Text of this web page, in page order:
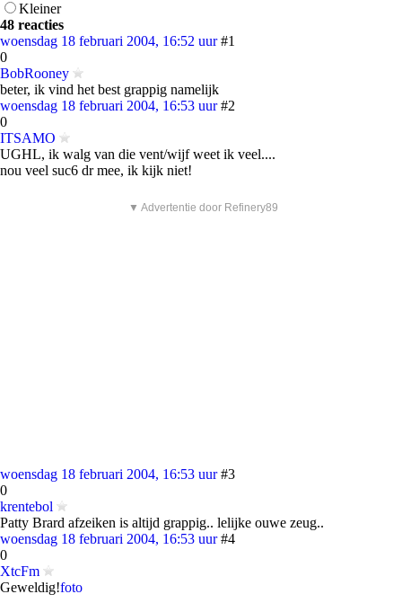
Kleiner
48 reacties
woensdag 18 februari 2004, 16:52 uur #1
0
BobRooney
beter, ik vind het best grappig namelijk
woensdag 18 februari 2004, 16:53 uur #2
0
ITSAMO
UGHL, ik walg van die vent/wijf weet ik veel....
nou veel suc6 dr mee, ik kijk niet!
▼ Advertentie door Refinery89
woensdag 18 februari 2004, 16:53 uur #3
0
krentebol
Patty Brard afzeiken is altijd grappig.. lelijke ouwe zeug..
woensdag 18 februari 2004, 16:53 uur #4
0
XtcFm
Geweldig!foto